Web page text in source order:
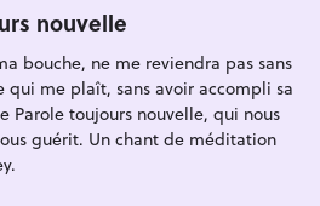
nouvelle
bouche, ne me reviendra pas sans
qui me plaît, sans avoir accompli sa
Parole toujours nouvelle, qui nous
guérit. Un chant de méditation